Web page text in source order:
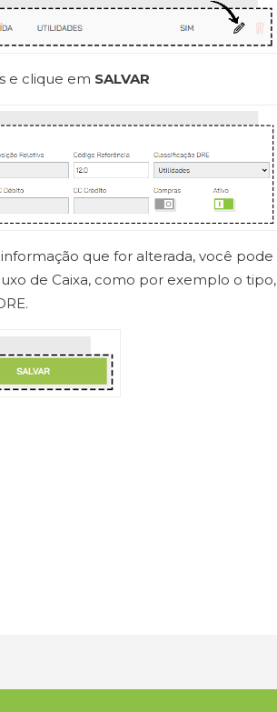
e clique em SALVAR
que for alterada, você pode
de Caixa, como por exemplo o tipo,